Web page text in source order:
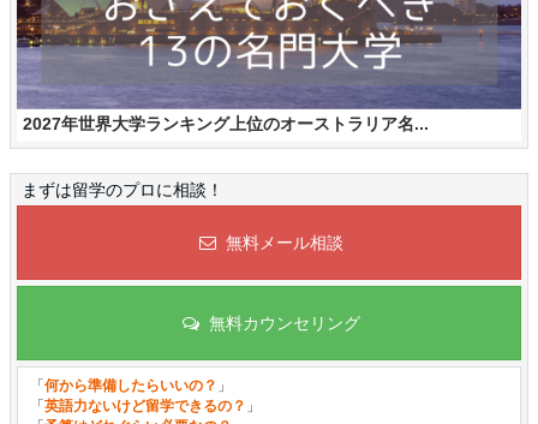
2027年世界大学ランキング上位のオーストラリア名...
まずは留学のプロに相談！
無料メール相談
無料カウンセリング
「何から準備したらいいの？ 」
「英語力ないけど留学できるの？ 」